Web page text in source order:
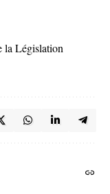
la Législation